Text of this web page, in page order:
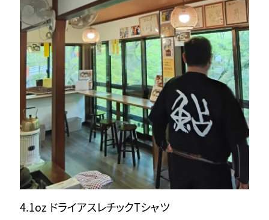
4.1oz ドライアスレチックTシャツ